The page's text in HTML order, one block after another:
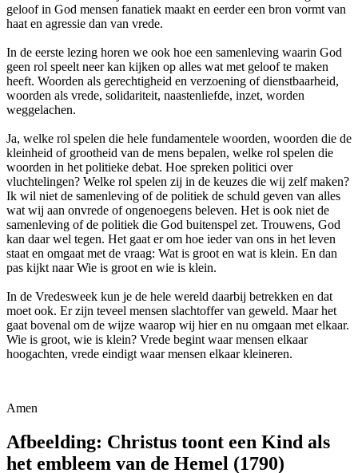
geloof in God mensen fanatiek maakt en eerder een bron vormt van
haat en agressie dan van vrede.
In de eerste lezing horen we ook hoe een samenleving waarin God
geen rol speelt neer kan kijken op alles wat met geloof te maken
heeft. Woorden als gerechtigheid en verzoening of dienstbaarheid,
woorden als vrede, solidariteit, naastenliefde, inzet, worden
weggelachen.
Ja, welke rol spelen die hele fundamentele woorden, woorden die de
kleinheid of grootheid van de mens bepalen, welke rol spelen die
woorden in het politieke debat. Hoe spreken politici over
vluchtelingen? Welke rol spelen zij in de keuzes die wij zelf maken?
Ik wil niet de samenleving of de politiek de schuld geven van alles
wat wij aan onvrede of ongenoegens beleven. Het is ook niet de
samenleving of de politiek die God buitenspel zet. Trouwens, God
kan daar wel tegen. Het gaat er om hoe ieder van ons in het leven
staat en omgaat met de vraag: Wat is groot en wat is klein. En dan
pas kijkt naar Wie is groot en wie is klein.
In de Vredesweek kun je de hele wereld daarbij betrekken en dat
moet ook. Er zijn teveel mensen slachtoffer van geweld. Maar het
gaat bovenal om de wijze waarop wij hier en nu omgaan met elkaar.
Wie is groot, wie is klein? Vrede begint waar mensen elkaar
hoogachten, vrede eindigt waar mensen elkaar kleineren.
Amen
Afbeelding: Christus toont een Kind als
het embleem van de Hemel (1790)